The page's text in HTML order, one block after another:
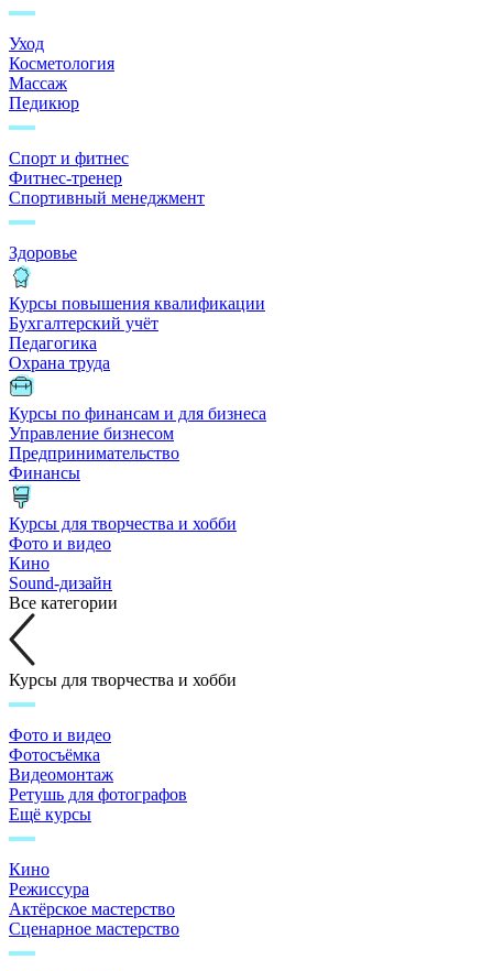
Уход
Косметология
Массаж
Педикюр
Спорт и фитнес
Фитнес-тренер
Спортивный менеджмент
Здоровье
Курсы повышения квалификации
Бухгалтерский учёт
Педагогика
Охрана труда
Курсы по финансам и для бизнеса
Управление бизнесом
Предпринимательство
Финансы
Курсы для творчества и хобби
Фото и видео
Кино
Sound-дизайн
Все категории
Курсы для творчества и хобби
Фото и видео
Фотосъёмка
Видеомонтаж
Ретушь для фотографов
Ещё курсы
Кино
Режиссура
Актёрское мастерство
Сценарное мастерство